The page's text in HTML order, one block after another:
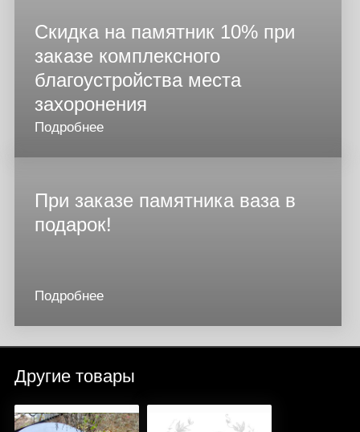
Скидка на памятник 10% при
заказе комплексного
благоустройства места
захоронения
Подробнее
При заказе памятника ваза в
подарок!
Подробнее
Другие товары